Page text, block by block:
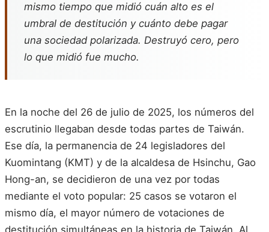
mismo tiempo que midió cuán alto es el
umbral de destitución y cuánto debe pagar
una sociedad polarizada. Destruyó cero, pero
lo que midió fue mucho.
En la noche del 26 de julio de 2025, los números del
escrutinio llegaban desde todas partes de Taiwán.
Ese día, la permanencia de 24 legisladores del
Kuomintang (KMT) y de la alcaldesa de Hsinchu, Gao
Hong-an, se decidieron de una vez por todas
mediante el voto popular: 25 casos se votaron el
mismo día, el mayor número de votaciones de
destitución simultáneas en la historia de Taiwán. Al